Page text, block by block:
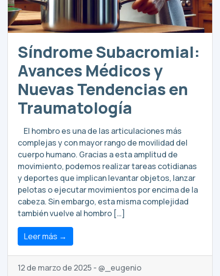
Síndrome Subacromial:
Avances Médicos y
Nuevas Tendencias en
Traumatología
El hombro es una de las articulaciones más
complejas y con mayor rango de movilidad del
cuerpo humano. Gracias a esta amplitud de
movimiento, podemos realizar tareas cotidianas
y deportes que implican levantar objetos, lanzar
pelotas o ejecutar movimientos por encima de la
cabeza. Sin embargo, esta misma complejidad
también vuelve al hombro […]
Leer más →
12 de marzo de 2025 - @_eugenio